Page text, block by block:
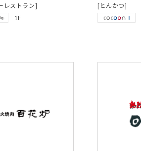
レストラン]
1F
[とんかつ]